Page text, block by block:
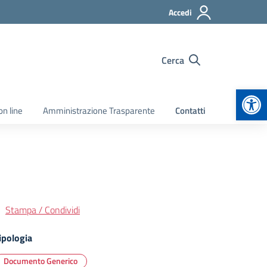
Accedi
Cerca
line Amministrazione Trasparente Contatti
Stampa / Condividi
Documento Generico